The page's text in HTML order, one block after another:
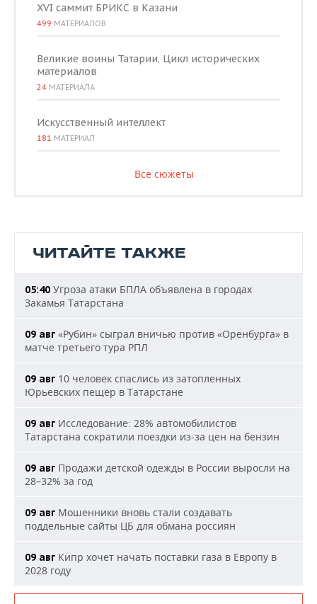
XVI саммит БРИКС в Казани
499 МАТЕРИАЛОВ
Великие воины Татарии. Цикл исторических
материалов
24 МАТЕРИАЛА
Искусственный интеллект
181 МАТЕРИАЛ
Все сюжеты
ЧИТАЙТЕ ТАКЖЕ
05:40 Угроза атаки БПЛА объявлена в городах
Закамья Татарстана
09 авг «Рубин» сыграл вничью против «Оренбурга» в
матче третьего тура РПЛ
09 авг 10 человек спаслись из затопленных
Юрьевских пещер в Татарстане
09 авг Исследование: 28% автомобилистов
Татарстана сократили поездки из-за цен на бензин
09 авг Продажи детской одежды в России выросли на
28–32% за год
09 авг Мошенники вновь стали создавать
поддельные сайты ЦБ для обмана россиян
09 авг Кипр хочет начать поставки газа в Европу в
2028 году